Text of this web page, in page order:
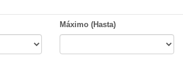
Máximo (Hasta)